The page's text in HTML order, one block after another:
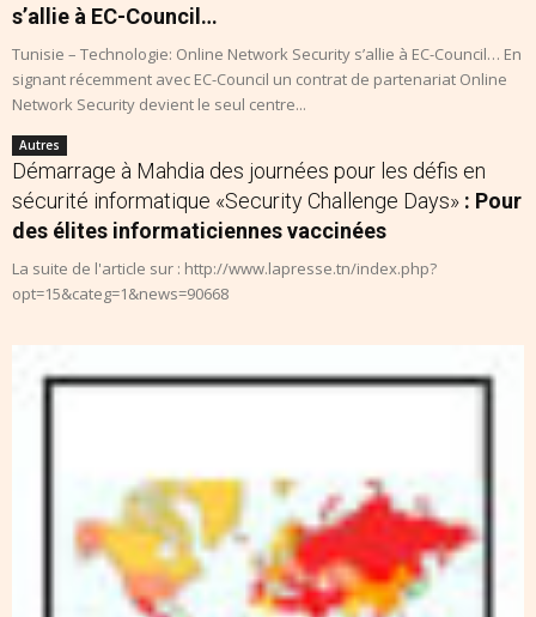
s’allie à EC-Council…
Tunisie – Technologie: Online Network Security s’allie à EC-Council… En
signant récemment avec EC-Council un contrat de partenariat Online
Network Security devient le seul centre...
Autres
Démarrage à Mahdia des journées pour les défis en
sécurité informatique «Security Challenge Days» : Pour
des élites informaticiennes vaccinées
La suite de l'article sur : http://www.lapresse.tn/index.php?
opt=15&categ=1&news=90668